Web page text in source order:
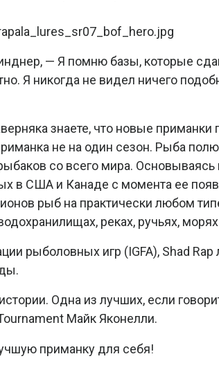
— Я помню базы, которые
Я никогда не видел ничего
знаете, что новые приманки
не на один сезон. Рыба
со всего мира. Основываясь
в США и Канаде с момента ее
рыб на практически любом
реках, ручьях, морях
рыболовных игр (IGFA), Shad Rap
Одна из лучших, если
Майк Яконелли.
приманку для себя!